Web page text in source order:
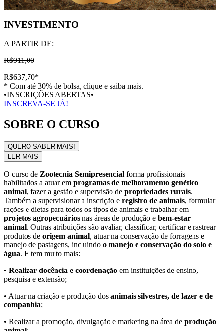
INVESTIMENTO
A PARTIR DE:
R$911,00
R$637,70*
* Com até 30% de bolsa, clique e saiba mais.
•INSCRIÇÕES ABERTAS•
INSCREVA-SE JÁ!
SOBRE O CURSO
QUERO SABER MAIS!
LER MAIS
O curso de Zootecnia Semipresencial forma profissionais
habilitados a atuar em programas de melhoramento genético
animal, fazer a gestão e supervisão de propriedades rurais.
Também a supervisionar a inscrição e registro de animais, formular
rações e dietas para todos os tipos de animais e trabalhar em
projetos agropecuários nas áreas de produção e bem-estar
animal. Outras atribuições são avaliar, classificar, certificar e rastrear
produtos de origem animal, atuar na conservação de forragens e
manejo de pastagens, incluindo o manejo e conservação do solo e
água. E tem muito mais:
• Realizar docência e coordenação em instituições de ensino,
pesquisa e extensão;
• Atuar na criação e produção dos animais silvestres, de lazer e de
companhia;
• Realizar a promoção, divulgação e marketing na área de produção